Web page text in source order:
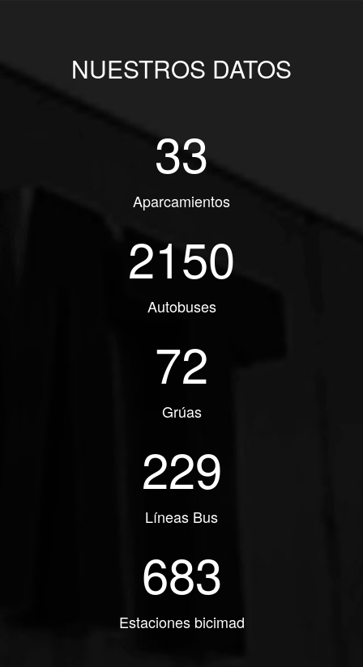
NUESTROS DATOS
33
Aparcamientos
2150
Autobuses
72
Grúas
229
Líneas Bus
683
Estaciones bicimad